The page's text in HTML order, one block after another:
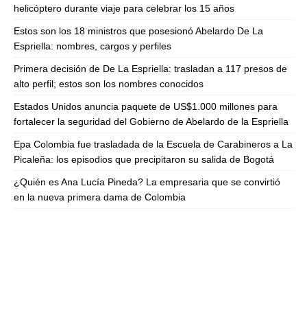
helicóptero durante viaje para celebrar los 15 años
Estos son los 18 ministros que posesionó Abelardo De La
Espriella: nombres, cargos y perfiles
Primera decisión de De La Espriella: trasladan a 117 presos de
alto perfil; estos son los nombres conocidos
Estados Unidos anuncia paquete de US$1.000 millones para
fortalecer la seguridad del Gobierno de Abelardo de la Espriella
Epa Colombia fue trasladada de la Escuela de Carabineros a La
Picaleña: los episodios que precipitaron su salida de Bogotá
¿Quién es Ana Lucía Pineda? La empresaria que se convirtió
en la nueva primera dama de Colombia